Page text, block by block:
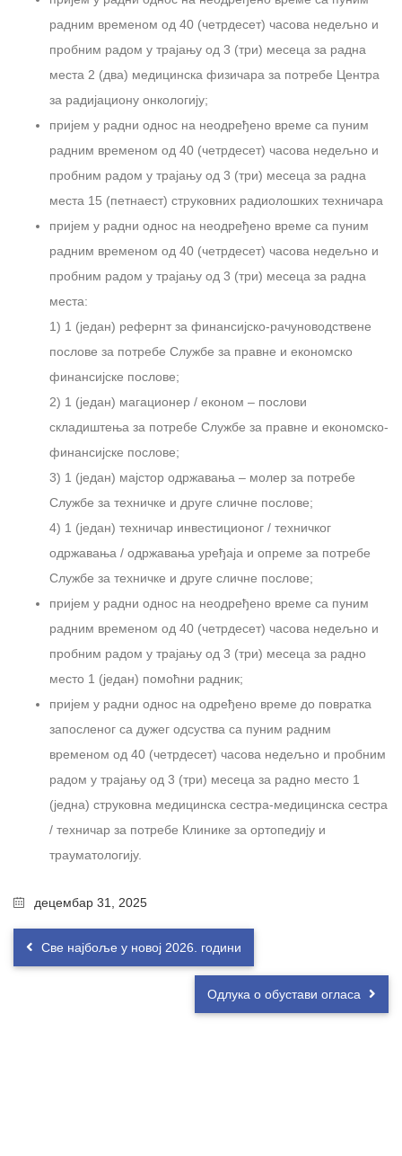
радним временом од 40 (четрдесет) часова недељно и
пробним радом у трајању од 3 (три) месеца за радна
места 2 (два) медицинска физичара за потребе Центра
за радијациону онкологију;
пријем у радни однос на неодређено време са пуним
радним временом од 40 (четрдесет) часова недељно и
пробним радом у трајању од 3 (три) месеца за радна
места 15 (петнаест) струковних радиолошких техничара
пријем у радни однос на неодређено време са пуним
радним временом од 40 (четрдесет) часова недељно и
пробним радом у трајању од 3 (три) месеца за радна
места:
1) 1 (један) рефернт за финансијско-рачуноводствене
послове за потребе Службе за правне и економско
финансијске послове;
2) 1 (један) магационер / економ – послови
складиштења за потребе Службе за правне и економско-
финансијске послове;
3) 1 (један) мајстор одржавања – молер за потребе
Службе за техничке и друге сличне послове;
4) 1 (један) техничар инвестиционог / техничког
одржавања / одржавања уређаја и опреме за потребе
Службе за техничке и друге сличне послове;
пријем у радни однос на неодређено време са пуним
радним временом од 40 (четрдесет) часова недељно и
пробним радом у трајању од 3 (три) месеца за радно
место 1 (један) помоћни радник;
пријем у радни однос на одређено време до повратка
запосленог са дужег одсуства са пуним радним
временом од 40 (четрдесет) часова недељно и пробним
радом у трајању од 3 (три) месеца за радно место 1
(једна) струковна медицинска сестра-медицинска сестра
/ техничар за потребе Клинике за ортопедију и
трауматологију.
децембар 31, 2025
Све најбоље у новој 2026. години
Одлука о обустави огласа